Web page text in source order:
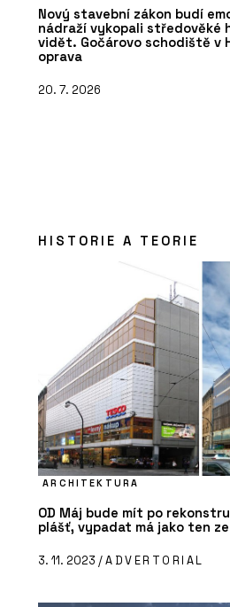
Nový stavební zákon budí
nádraží vykopali středověké
vidět. Gočárovo schodiště v
oprava
20. 7. 2026
HISTORIE A TEORIE
ARCHITEKTURA
OD Máj bude mít po
plášť, vypadat má jako ten
3. 11. 2023 /ADVERTORIAL